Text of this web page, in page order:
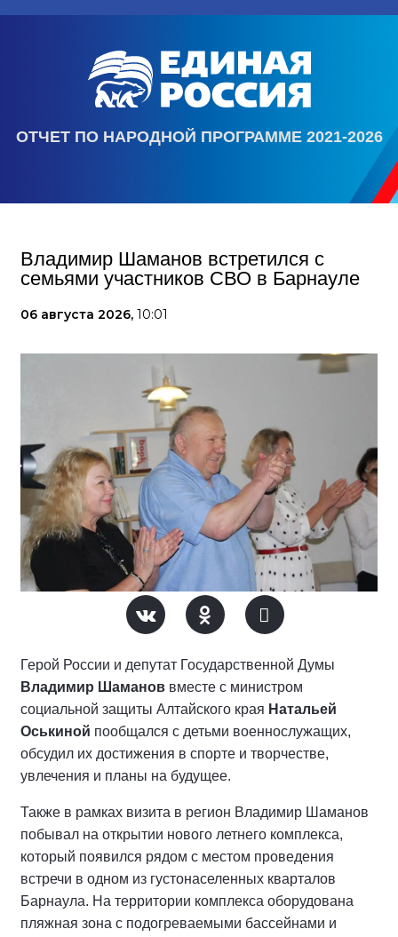
ОТЧЕТ ПО НАРОДНОЙ ПРОГРАММЕ 2021-2026
Владимир Шаманов встретился с
семьями участников СВО в Барнауле
06 августа 2026, 10:01
Герой России и депутат Государственной Думы
Владимир Шаманов вместе с министром
социальной защиты Алтайского края Натальей
Оськиной пообщался с детьми военнослужащих,
обсудил их достижения в спорте и творчестве,
увлечения и планы на будущее.
Также в рамках визита в регион Владимир Шаманов
побывал на открытии нового летнего комплекса,
который появился рядом с местом проведения
встречи в одном из густонаселенных кварталов
Барнаула. На территории комплекса оборудована
пляжная зона с подогреваемыми бассейнами и